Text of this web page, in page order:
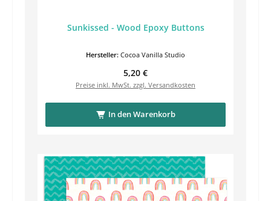
Sunkissed - Wood Epoxy Buttons
Hersteller: Cocoa Vanilla Studio
Regulärer Preis:
5,20 €
Preise inkl. MwSt. zzgl. Versandkosten
In den Warenkorb